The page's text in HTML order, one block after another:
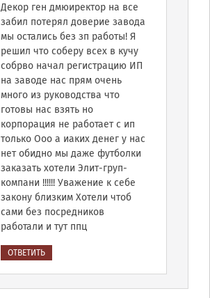
Декор ген дмюиректор на все
забил потерял доверие завода
мы остались без зп работы! Я
решил что соберу всех в кучу
собрво начал регистрацию ИП
на заводе нас прям очень
много из руководства что
готовы нас взять но
корпорация не работает с ип
только Ооо а иаких денег у нас
нет обидно мы даже футболки
заказать хотели Элит-груп-
компани !!!!!! Уважение к себе
закону близким Хотели чтоб
сами без посредников
работали и тут ппц
ОТВЕТИТЬ